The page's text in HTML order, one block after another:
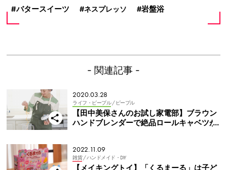
バタースイーツ
ネスプレッソ 岩盤浴
- 関連記事 -
2020.03.28
ライフ・ピープル / ピープル
【田中美保さんのお試し家電部】ブラウン
ハンドブレンダーで絶品ロールキャベツが
2022.11.09
雑貨 / ハンドメイド・DIY
【メイキングトイ】「くるまーる」は子ど